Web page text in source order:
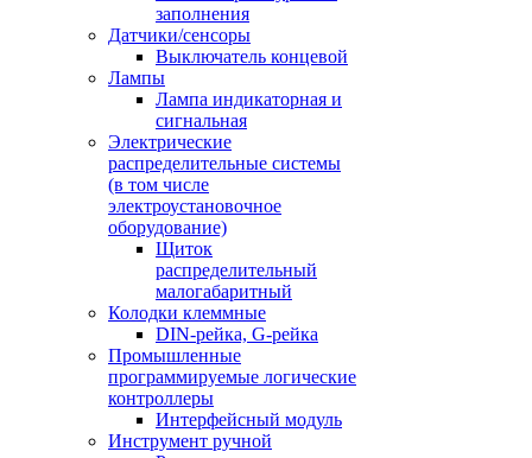
заполнения
Датчики/сенсоры
Выключатель концевой
Лампы
Лампа индикаторная и
сигнальная
Электрические
распределительные системы
(в том числе
электроустановочное
оборудование)
Щиток
распределительный
малогабаритный
Колодки клеммные
DIN-рейка, G-рейка
Промышленные
программируемые логические
контроллеры
Интерфейсный модуль
Инструмент ручной